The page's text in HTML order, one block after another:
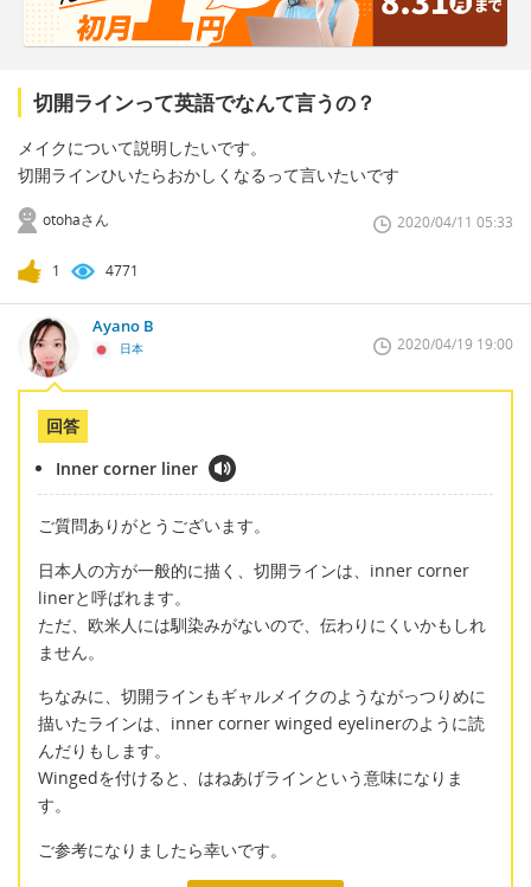
切開ラインって英語でなんて言うの？
メイクについて説明したいです。
切開ラインひいたらおかしくなるって言いたいです
otohaさん 2020/04/11 05:33
1 4771
Ayano B
日本 2020/04/19 19:00
回答
Inner corner liner
ご質問ありがとうございます。
日本人の方が一般的に描く、切開ラインは、inner corner
linerと呼ばれます。
ただ、欧米人には馴染みがないので、伝わりにくいかもしれ
ません。
ちなみに、切開ラインもギャルメイクのようながっつりめに
描いたラインは、inner corner winged eyelinerのように読
んだりもします。
Wingedを付けると、はねあげラインという意味になりま
す。
ご参考になりましたら幸いです。